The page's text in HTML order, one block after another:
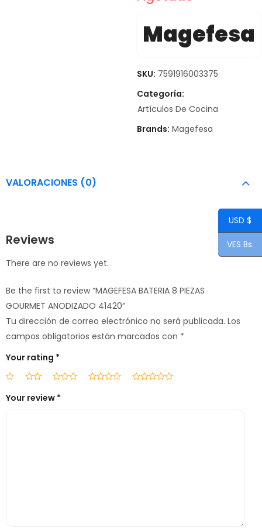
Magefesa
SKU: 7591916003375
Categoría:
Artículos De Cocina
Brands: Magefesa
VALORACIONES (0)
Reviews
There are no reviews yet.
Be the first to review “MAGEFESA BATERIA 8 PIEZAS
GOURMET ANODIZADO 41420”
Tu dirección de correo electrónico no será publicada. Los
campos obligatorios están marcados con *
Your rating *
Your review *
USD $
VES Bs.